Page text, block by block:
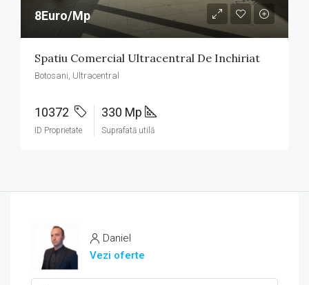
8Euro/Mp
Spatiu Comercial Ultracentral De Inchiriat
Botosani, Ultracentral
10372
ID Proprietate
330 Mp
Suprafată utilă
Daniel
Vezi oferte